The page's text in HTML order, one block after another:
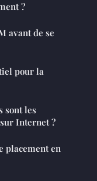
?
avant de se
pour la
sont les
Internet ?
placement en